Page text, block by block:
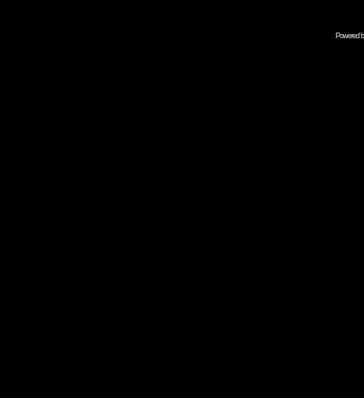
Powered